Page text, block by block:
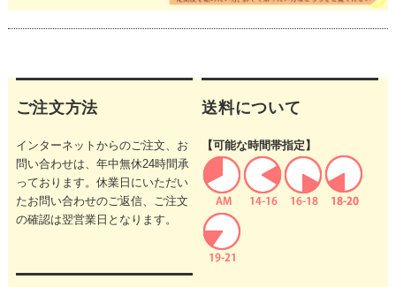
ご注文方法
インターネットからのご注文、お
問い合わせは、年中無休24時間承
っております。休業日にいただい
たお問い合わせのご返信、ご注文
の確認は翌営業日となります。
送料について
【可能な時間帯指定】